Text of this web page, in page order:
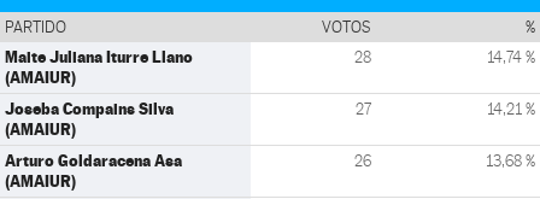
PARTIDO VOTOS %
Maite Juliana Iturre Llano
(AMAIUR)
28 14,74 %
Joseba Compains Silva
(AMAIUR)
27 14,21 %
Arturo Goldaracena Asa
(AMAIUR)
26 13,68 %